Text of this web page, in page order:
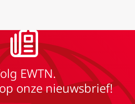
EWTN.
onze nieuwsbrief!